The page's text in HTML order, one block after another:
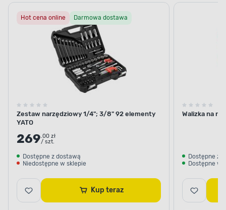
Hot cena online Darmowa dostawa
Zestaw narzędziowy 1/4"; 3/8" 92 elementy
YATO
269.00 zł
/ szt.
Dostępne z dostawą
Niedostępne w sklepie
Kup teraz
Walizka na
Dostępne z
Dostępne w